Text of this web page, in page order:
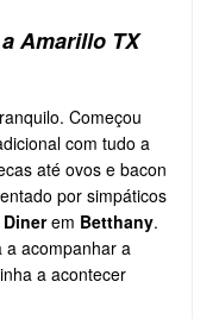
Amarillo TX
Começou
com tudo a
até ovos e bacon
por simpáticos
em Betthany.
a acompanhar a
a acontecer